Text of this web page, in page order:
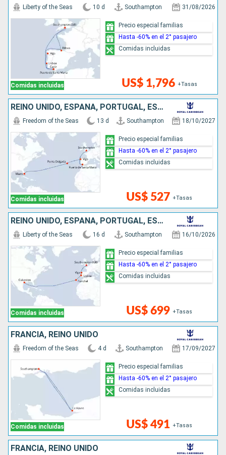
Comidas incluidas
Liberty of the Seas 10 d Southampton 31/08/2026
US$ 1,796 +Tasas
Precio especial familias
Hasta -60% en el 2° pasajero
Comidas incluidas
REINO UNIDO, ESPAÑA, PORTUGAL, ESTADOS UNIDOS
Comidas incluidas
Freedom of the Seas 13 d Southampton 18/10/2027
US$ 527 +Tasas
Precio especial familias
Hasta -60% en el 2° pasajero
Comidas incluidas
REINO UNIDO, ESPAÑA, PORTUGAL, ESTADOS UNIDOS
Comidas incluidas
Liberty of the Seas 16 d Southampton 16/10/2026
US$ 699 +Tasas
Precio especial familias
Hasta -60% en el 2° pasajero
Comidas incluidas
FRANCIA, REINO UNIDO
Comidas incluidas
Freedom of the Seas 4 d Southampton 17/09/2027
US$ 491 +Tasas
Precio especial familias
Hasta -60% en el 2° pasajero
Comidas incluidas
FRANCIA, REINO UNIDO